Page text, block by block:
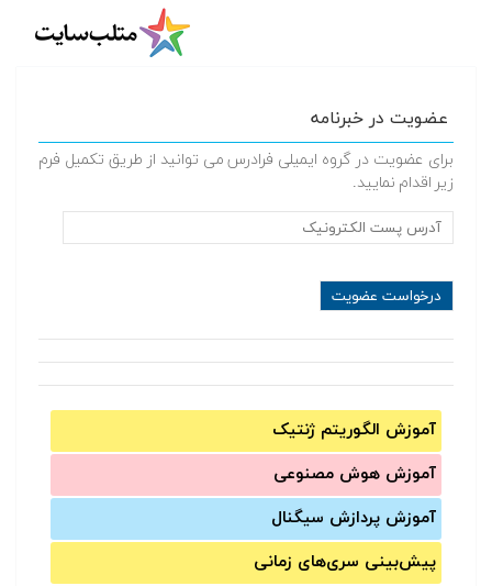
عضویت در خبرنامه
برای عضویت در گروه ایمیلی فرادرس می توانید از طریق تکمیل فرم
زیر اقدام نمایید.
آموزش الگوریتم ژنتیک
آموزش‌ هوش مصنوعی
آموزش‌ پردازش سیگنال
پیش‌‌بینی سری‌‌های زمانی